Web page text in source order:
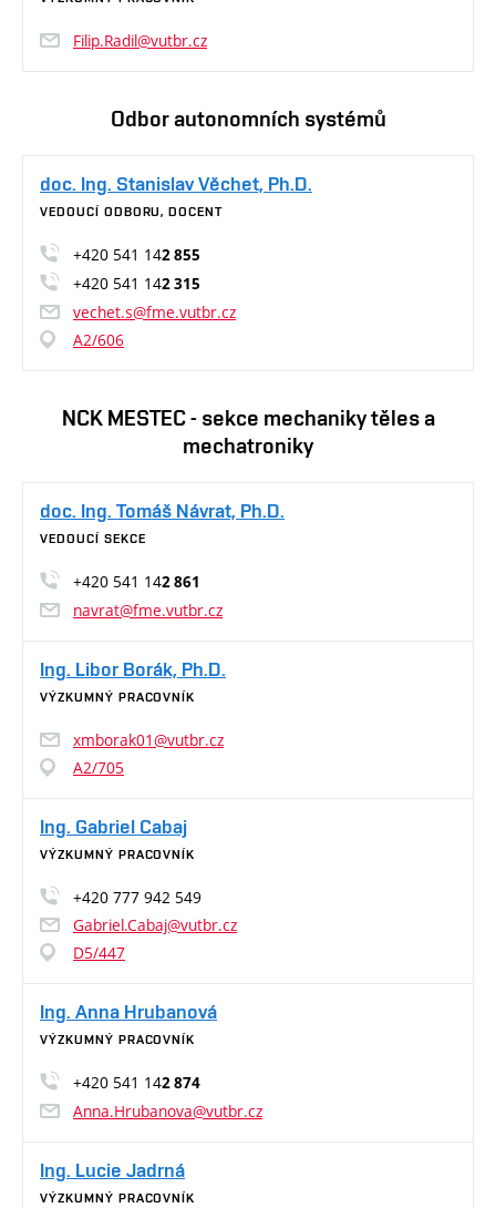
Filip.Radil@vutbr.cz
Odbor autonomních systémů
doc. Ing. Stanislav Věchet, Ph.D.
VEDOUCÍ ODBORU, DOCENT
+420 541 142 855
+420 541 142 315
vechet.s@fme.vutbr.cz
A2/606
NCK MESTEC - sekce mechaniky těles a
mechatroniky
doc. Ing. Tomáš Návrat, Ph.D.
VEDOUCÍ SEKCE
+420 541 142 861
navrat@fme.vutbr.cz
Ing. Libor Borák, Ph.D.
VÝZKUMNÝ PRACOVNÍK
xmborak01@vutbr.cz
A2/705
Ing. Gabriel Cabaj
VÝZKUMNÝ PRACOVNÍK
+420 777 942 549
Gabriel.Cabaj@vutbr.cz
D5/447
Ing. Anna Hrubanová
VÝZKUMNÝ PRACOVNÍK
+420 541 142 874
Anna.Hrubanova@vutbr.cz
Ing. Lucie Jadrná
VÝZKUMNÝ PRACOVNÍK